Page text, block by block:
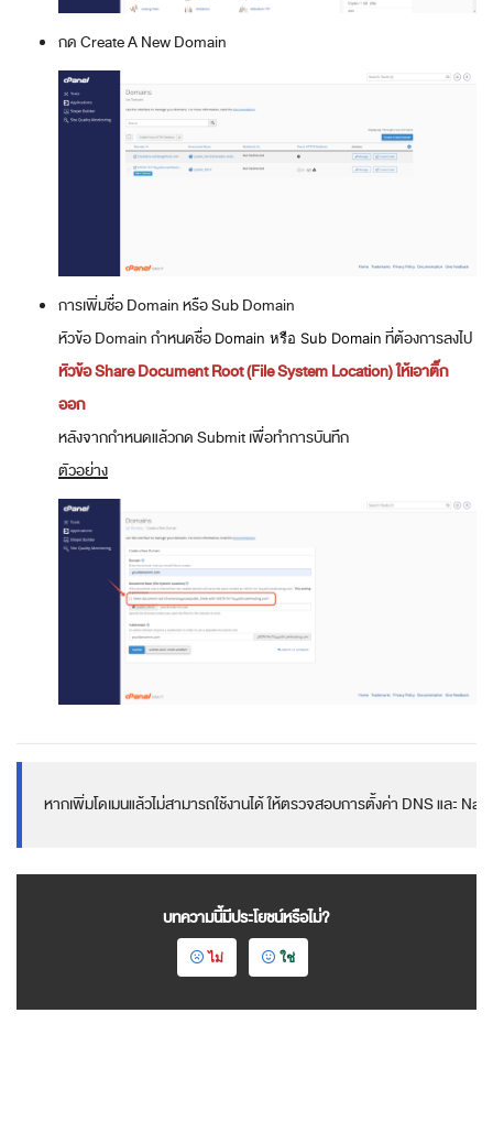
กด Create A New Domain
การเพิ่มชื่อ Domain หรือ Sub Domain
หัวข้อ Domain กำหนดชื่อ Domain หรือ Sub Domain ที่ต้องการลงไป
หัวข้อ Share Document Root (File System Location) ให้เอาติ๊ก
ออก
หลังจากกำหนดแล้วกด Submit เพื่อทำการบันทึก
ตัวอย่าง
หากเพิ่มโดเมนแล้วไม่สามารถใช้งานได้ ให้ตรวจสอบการตั้งค่า DNS และ
บทความนี้มีประโยชน์หรือไม่?
ไม่ ใช่